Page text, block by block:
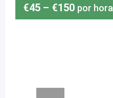
€45 – €150 por hora